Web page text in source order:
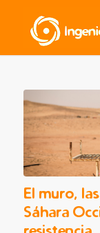
El muro,
Sáhara